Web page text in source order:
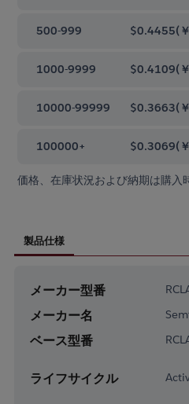
500-999 $0.4455(
1000-9999 $0.4109(
10000-99999 $0.3663(
100000+ $0.3069(
価格、在庫状況および納期は購入
製品仕様
メーカー型番
メーカー名
ベース型番
ライフサイクル